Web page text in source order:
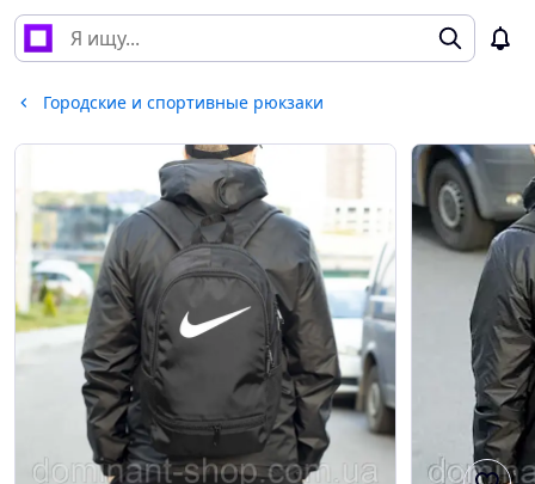
Городские и спортивные рюкзаки